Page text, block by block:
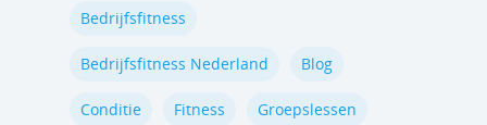
Bedrijfsfitness
Bedrijfsfitness Nederland Blog
Conditie Fitness Groepslessen